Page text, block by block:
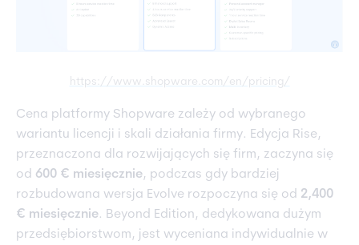
https://www.shopware.com/en/pricing/
Cena platformy Shopware zależy od wybranego
wariantu licencji i skali działania firmy. Edycja Rise,
przeznaczona dla rozwijających się firm, zaczyna się
od 600 € miesięcznie, podczas gdy bardziej
rozbudowana wersja Evolve rozpoczyna się od 2,400
€ miesięcznie. Beyond Edition, dedykowana dużym
przedsiębiorstwom, jest wyceniana indywidualnie w